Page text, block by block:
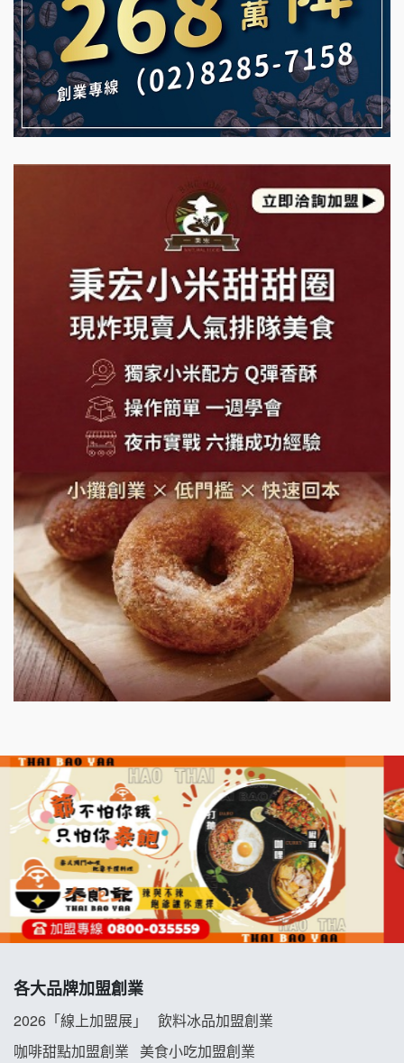
自助洗衣店誠徵代洗收送人員(台中市)
MUSHEN徵SPA美容芳療師
日十。早午食加盟說明會
雞咕雞咕加盟說明會
TEA TOP加盟說明會
珍好味臭臭鍋加盟說明會
日十。早午食加盟說明會
莫尼早餐Morni加盟說明會
手作功夫茶加盟說明會
SHARE TEA歇腳亭加盟說明會
潮味決-湯滷專門店加盟說明會
鬍子茶加盟說明會
鮮茶道加盟說明會
微風亭鐵板燒加盟說明會
漫步藍咖啡加盟說明會
明石章魚燒加盟說明會
出櫃加盟說明會
七盞茶加盟說明會
拉亞漢堡加盟說明會
杜芳子古味茶鋪加盟說明會
優握握×酸奶大獅加盟說明會
阿性情趣無人販售所加盟明會
各大品牌加盟創業
2026「線上加盟展」
飲料冰品加盟創業
咖啡甜點加盟創業
美食小吃加盟創業